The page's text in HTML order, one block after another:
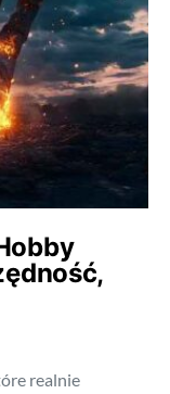
realnie